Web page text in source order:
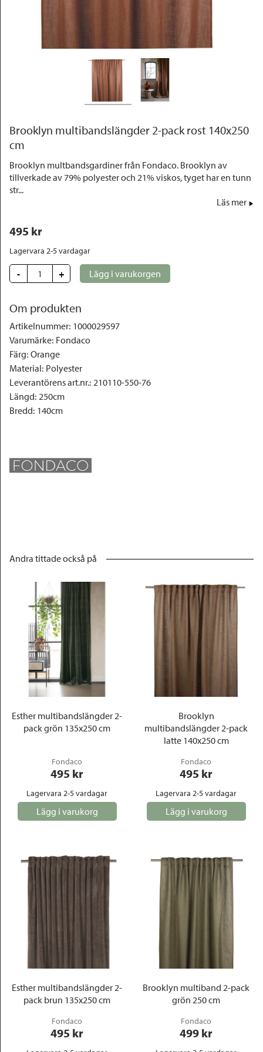
Brooklyn multibandslängder 2-pack rost 140x250
cm
Brooklyn multbandsgardiner från Fondaco. Brooklyn av
tillverkade av 79% polyester och 21% viskos, tyget har en tunn
str...
Läs mer
495 kr
Lagervara 2-5 vardagar
- + Lägg i varukorgen
Om produkten
Artikelnummer: 1000029597
Varumärke: Fondaco
Färg: Orange
Material: Polyester
Leverantörens art.nr.: 210110-550-76
Längd: 250cm
Bredd: 140cm
Andra tittade också på
Esther multibandslängder 2-
pack grön 135x250 cm
Fondaco
495 kr
Lagervara 2-5 vardagar
Lägg i varukorg
Brooklyn
multibandslängder 2-pack
latte 140x250 cm
Fondaco
495 kr
Lagervara 2-5 vardagar
Lägg i varukorg
Esther multibandslängder 2-
pack brun 135x250 cm
Fondaco
495 kr
Brooklyn multiband 2-pack
grön 250 cm
Fondaco
499 kr